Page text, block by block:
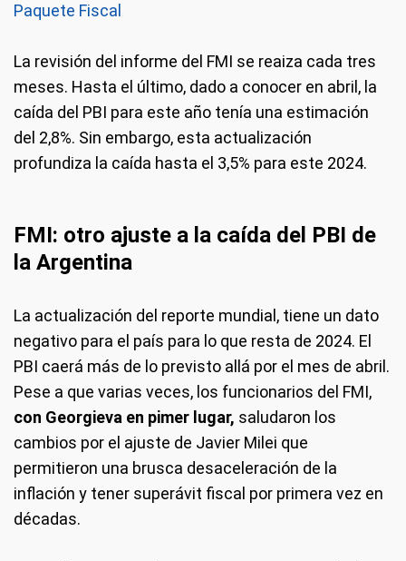
Paquete Fiscal
La revisión del informe del FMI se reaiza cada tres
meses. Hasta el último, dado a conocer en abril, la
caída del PBI para este año tenía una estimación
del 2,8%. Sin embargo, esta actualización
profundiza la caída hasta el 3,5% para este 2024.
FMI: otro ajuste a la caída del PBI de
la Argentina
La actualización del reporte mundial, tiene un dato
negativo para el país para lo que resta de 2024. El
PBI caerá más de lo previsto allá por el mes de abril.
Pese a que varias veces, los funcionarios del FMI,
con Georgieva en pimer lugar, saludaron los
cambios por el ajuste de Javier Milei que
permitieron una brusca desaceleración de la
inflación y tener superávit fiscal por primera vez en
décadas.